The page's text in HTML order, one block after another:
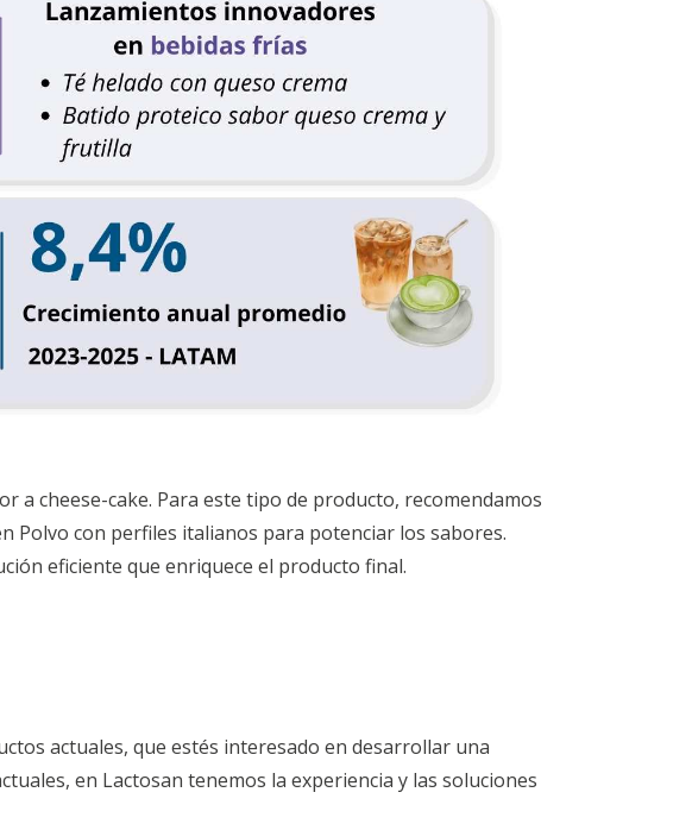
a cheese-cake. Para este tipo de producto, recomendamos
Polvo con perfiles italianos para potenciar los sabores.
eficiente que enriquece el producto final.
actuales, que estés interesado en desarrollar una
en Lactosan tenemos la experiencia y las soluciones